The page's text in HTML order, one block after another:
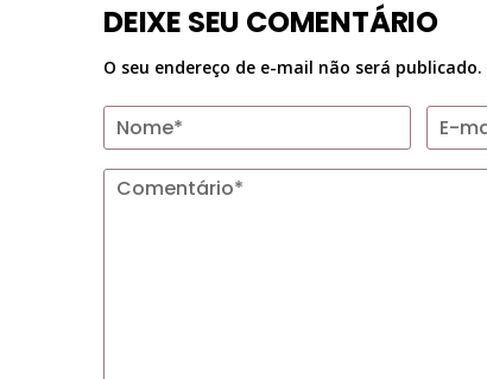
DEIXE SEU COMENTÁRIO
O seu endereço de e-mail não será publicado.